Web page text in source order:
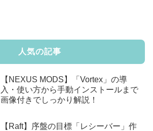
人気の記事
【NEXUS MODS】「Vortex」の導
入・使い方から手動インストールまで
画像付きでしっかり解説！
【Raft】序盤の目標「レシーバー」作